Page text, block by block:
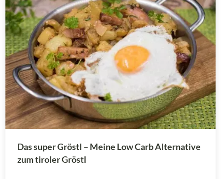
Das super Gröstl – Meine Low Carb Alternative
zum tiroler Gröstl